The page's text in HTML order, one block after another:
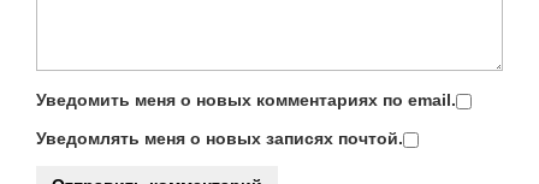
Уведомить меня о новых комментариях по email.
Уведомлять меня о новых записях почтой.